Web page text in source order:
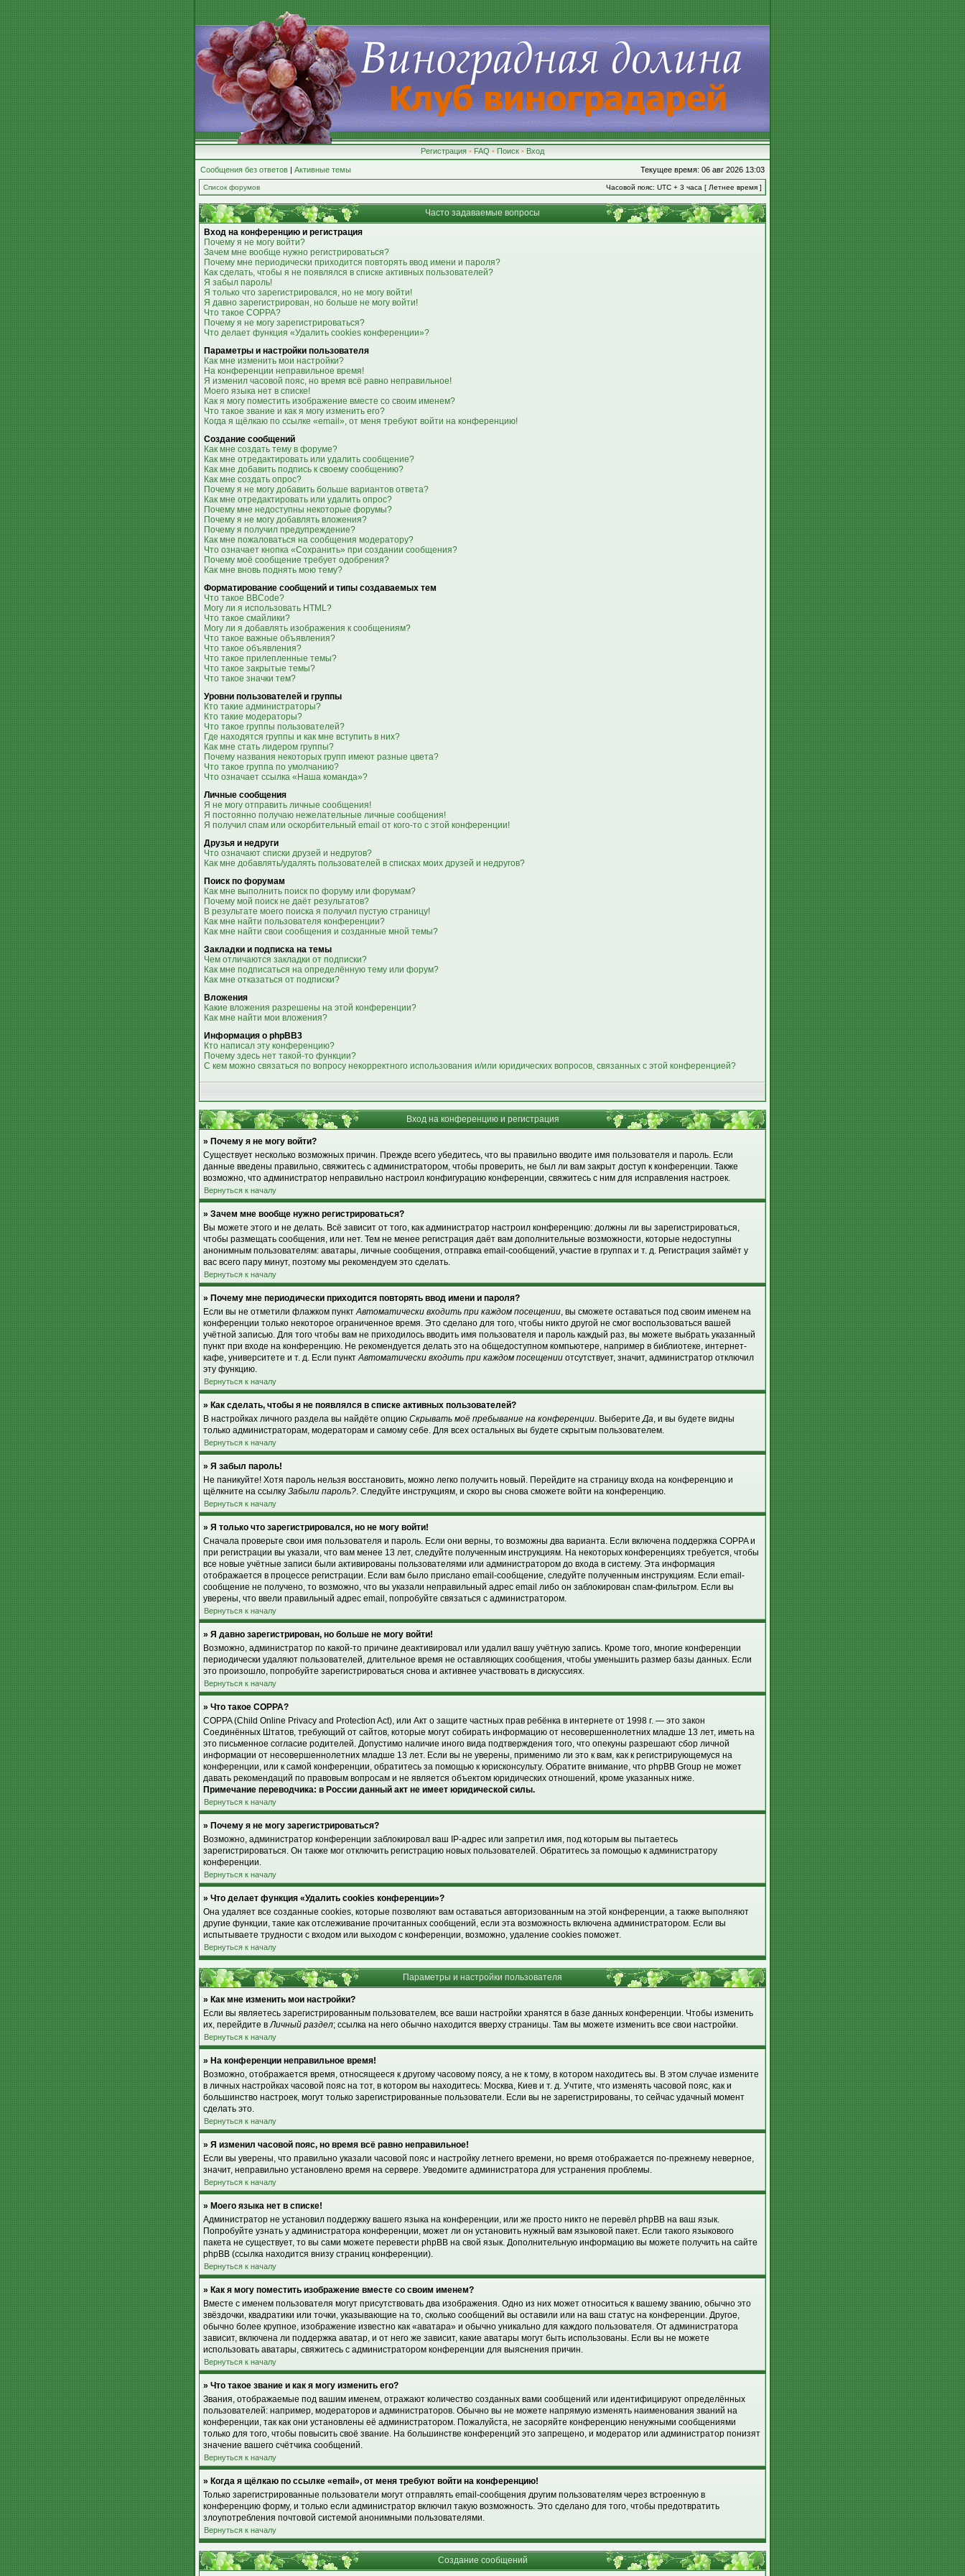
Регистрация • FAQ • Поиск • Вход
Сообщения без ответов | Активные темы Текущее время: 06 авг 2026 13:03
Список форумов Часовой пояс: UTC + 3 часа [ Летнее время ]
Часто задаваемые вопросы
Вход на конференцию и регистрация
Почему я не могу войти?
Зачем мне вообще нужно регистрироваться?
Почему мне периодически приходится повторять ввод имени и пароля?
Как сделать, чтобы я не появлялся в списке активных пользователей?
Я забыл пароль!
Я только что зарегистрировался, но не могу войти!
Я давно зарегистрирован, но больше не могу войти!
Что такое COPPA?
Почему я не могу зарегистрироваться?
Что делает функция «Удалить cookies конференции»?
Параметры и настройки пользователя
Как мне изменить мои настройки?
На конференции неправильное время!
Я изменил часовой пояс, но время всё равно неправильное!
Моего языка нет в списке!
Как я могу поместить изображение вместе со своим именем?
Что такое звание и как я могу изменить его?
Когда я щёлкаю по ссылке «email», от меня требуют войти на конференцию!
Создание сообщений
Как мне создать тему в форуме?
Как мне отредактировать или удалить сообщение?
Как мне добавить подпись к своему сообщению?
Как мне создать опрос?
Почему я не могу добавить больше вариантов ответа?
Как мне отредактировать или удалить опрос?
Почему мне недоступны некоторые форумы?
Почему я не могу добавлять вложения?
Почему я получил предупреждение?
Как мне пожаловаться на сообщения модератору?
Что означает кнопка «Сохранить» при создании сообщения?
Почему моё сообщение требует одобрения?
Как мне вновь поднять мою тему?
Форматирование сообщений и типы создаваемых тем
Что такое BBCode?
Могу ли я использовать HTML?
Что такое смайлики?
Могу ли я добавлять изображения к сообщениям?
Что такое важные объявления?
Что такое объявления?
Что такое прилепленные темы?
Что такое закрытые темы?
Что такое значки тем?
Уровни пользователей и группы
Кто такие администраторы?
Кто такие модераторы?
Что такое группы пользователей?
Где находятся группы и как мне вступить в них?
Как мне стать лидером группы?
Почему названия некоторых групп имеют разные цвета?
Что такое группа по умолчанию?
Что означает ссылка «Наша команда»?
Личные сообщения
Я не могу отправить личные сообщения!
Я постоянно получаю нежелательные личные сообщения!
Я получил спам или оскорбительный email от кого-то с этой конференции!
Друзья и недруги
Что означают списки друзей и недругов?
Как мне добавлять/удалять пользователей в списках моих друзей и недругов?
Поиск по форумам
Как мне выполнить поиск по форуму или форумам?
Почему мой поиск не даёт результатов?
В результате моего поиска я получил пустую страницу!
Как мне найти пользователя конференции?
Как мне найти свои сообщения и созданные мной темы?
Закладки и подписка на темы
Чем отличаются закладки от подписки?
Как мне подписаться на определённую тему или форум?
Как мне отказаться от подписки?
Вложения
Какие вложения разрешены на этой конференции?
Как мне найти мои вложения?
Информация о phpBB3
Кто написал эту конференцию?
Почему здесь нет такой-то функции?
С кем можно связаться по вопросу некорректного использования и/или юридических вопросов, связанных с этой конференцией?
Вход на конференцию и регистрация
» Почему я не могу войти?
Существует несколько возможных причин. Прежде всего убедитесь, что вы правильно вводите имя пользователя и пароль. Если
данные введены правильно, свяжитесь с администратором, чтобы проверить, не был ли вам закрыт доступ к конференции. Также
возможно, что администратор неправильно настроил конфигурацию конференции, свяжитесь с ним для исправления настроек.
Вернуться к началу
» Зачем мне вообще нужно регистрироваться?
Вы можете этого и не делать. Всё зависит от того, как администратор настроил конференцию: должны ли вы зарегистрироваться,
чтобы размещать сообщения, или нет. Тем не менее регистрация даёт вам дополнительные возможности, которые недоступны
анонимным пользователям: аватары, личные сообщения, отправка email-сообщений, участие в группах и т. д. Регистрация займёт у
вас всего пару минут, поэтому мы рекомендуем это сделать.
Вернуться к началу
» Почему мне периодически приходится повторять ввод имени и пароля?
Если вы не отметили флажком пунктАвтоматически входить при каждом посещении, вы сможете оставаться под своим именем на
конференции только некоторое ограниченное время. Это сделано для того, чтобы никто другой не смог воспользоваться вашей
учётной записью. Для того чтобы вам не приходилось вводить имя пользователя и пароль каждый раз, вы можете выбрать указанный
пункт при входе на конференцию. Не рекомендуется делать это на общедоступном компьютере, например в библиотеке, интернет-
кафе, университете и т. д. Если пунктАвтоматически входить при каждом посещении отсутствует, значит, администратор отключил
эту функцию.
Вернуться к началу
» Как сделать, чтобы я не появлялся в списке активных пользователей?
В настройках личного раздела вы найдёте опцию Скрывать моё пребывание на конференции. ВыберитеДа, и вы будете видны
только администраторам, модераторам и самому себе. Для всех остальных вы будете скрытым пользователем.
Вернуться к началу
» Я забыл пароль!
Не паникуйте! Хотя пароль нельзя восстановить, можно легко получить новый. Перейдите на страницу входа на конференцию и
щёлкните на ссылку Забыли пароль?. Следуйте инструкциям, и скоро вы снова сможете войти на конференцию.
Вернуться к началу
» Я только что зарегистрировался, но не могу войти!
Сначала проверьте свои имя пользователя и пароль. Если они верны, то возможны два варианта. Если включена поддержка COPPA и
при регистрации вы указали, что вам менее 13 лет, следуйте полученным инструкциям. На некоторых конференциях требуется, чтобы
все новые учётные записи были активированы пользователями или администратором до входа в систему. Эта информация
отображается в процессе регистрации. Если вам было прислано email-сообщение, следуйте полученным инструкциям. Если email-
сообщение не получено, то возможно, что вы указали неправильный адрес email либо он заблокирован спам-фильтром. Если вы
уверены, что ввели правильный адрес email, попробуйте связаться с администратором.
Вернуться к началу
» Я давно зарегистрирован, но больше не могу войти!
Возможно, администратор по какой-то причине деактивировал или удалил вашу учётную запись. Кроме того, многие конференции
периодически удаляют пользователей, длительное время не оставляющих сообщения, чтобы уменьшить размер базы данных. Если
это произошло, попробуйте зарегистрироваться снова и активнее участвовать в дискуссиях.
Вернуться к началу
» Что такое COPPA?
COPPA (Child Online Privacy and Protection Act), или Акт о защите частных прав ребёнка в интернете от 1998 г. — это закон
Соединённых Штатов, требующий от сайтов, которые могут собирать информацию от несовершеннолетних младше 13 лет, иметь на
это письменное согласие родителей. Допустимо наличие иного вида подтверждения того, что опекуны разрешают сбор личной
информации от несовершеннолетних младше 13 лет. Если вы не уверены, применимо ли это к вам, как к регистрирующемуся на
конференции, или к самой конференции, обратитесь за помощью к юрисконсульту. Обратите внимание, что phpBB Group не может
давать рекомендаций по правовым вопросам и не является объектом юридических отношений, кроме указанных ниже.
Примечание переводчика: в России данный акт не имеет юридической силы.
Вернуться к началу
» Почему я не могу зарегистрироваться?
Возможно, администратор конференции заблокировал ваш IP-адрес или запретил имя, под которым вы пытаетесь
зарегистрироваться. Он также мог отключить регистрацию новых пользователей. Обратитесь за помощью к администратору
конференции.
Вернуться к началу
» Что делает функция «Удалить cookies конференции»?
Она удаляет все созданные cookies, которые позволяют вам оставаться авторизованным на этой конференции, а также выполняют
другие функции, такие как отслеживание прочитанных сообщений, если эта возможность включена администратором. Если вы
испытываете трудности с входом или выходом с конференции, возможно, удаление cookies поможет.
Вернуться к началу
Параметры и настройки пользователя
» Как мне изменить мои настройки?
Если вы являетесь зарегистрированным пользователем, все ваши настройки хранятся в базе данных конференции. Чтобы изменить
их, перейдите вЛичный раздел; ссылка на него обычно находится вверху страницы. Там вы можете изменить все свои настройки.
Вернуться к началу
» На конференции неправильное время!
Возможно, отображается время, относящееся к другому часовому поясу, а не к тому, в котором находитесь вы. В этом случае измените
в личных настройках часовой пояс на тот, в котором вы находитесь: Москва, Киев и т. д. Учтите, что изменять часовой пояс, как и
большинство настроек, могут только зарегистрированные пользователи. Если вы не зарегистрированы, то сейчас удачный момент
сделать это.
Вернуться к началу
» Я изменил часовой пояс, но время всё равно неправильное!
Если вы уверены, что правильно указали часовой пояс и настройку летнего времени, но время отображается по-прежнему неверное,
значит, неправильно установлено время на сервере. Уведомите администратора для устранения проблемы.
Вернуться к началу
» Моего языка нет в списке!
Администратор не установил поддержку вашего языка на конференции, или же просто никто не перевёл phpBB на ваш язык.
Попробуйте узнать у администратора конференции, может ли он установить нужный вам языковой пакет. Если такого языкового
пакета не существует, то вы сами можете перевести phpBB на свой язык. Дополнительную информацию вы можете получить на сайте
phpBB (ссылка находится внизу страниц конференции).
Вернуться к началу
» Как я могу поместить изображение вместе со своим именем?
Вместе с именем пользователя могут присутствовать два изображения. Одно из них может относиться к вашему званию, обычно это
звёздочки, квадратики или точки, указывающие на то, сколько сообщений вы оставили или на ваш статус на конференции. Другое,
обычно более крупное, изображение известно как «аватара» и обычно уникально для каждого пользователя. От администратора
зависит, включена ли поддержка аватар, и от него же зависит, какие аватары могут быть использованы. Если вы не можете
использовать аватары, свяжитесь с администратором конференции для выяснения причин.
Вернуться к началу
» Что такое звание и как я могу изменить его?
Звания, отображаемые под вашим именем, отражают количество созданных вами сообщений или идентифицируют определённых
пользователей: например, модераторов и администраторов. Обычно вы не можете напрямую изменять наименования званий на
конференции, так как они установлены её администратором. Пожалуйста, не засоряйте конференцию ненужными сообщениями
только для того, чтобы повысить своё звание. На большинстве конференций это запрещено, и модератор или администратор понизят
значение вашего счётчика сообщений.
Вернуться к началу
» Когда я щёлкаю по ссылке «email», от меня требуют войти на конференцию!
Только зарегистрированные пользователи могут отправлять email-сообщения другим пользователям через встроенную в
конференцию форму, и только если администратор включил такую возможность. Это сделано для того, чтобы предотвратить
злоупотребления почтовой системой анонимными пользователями.
Вернуться к началу
Создание сообщений